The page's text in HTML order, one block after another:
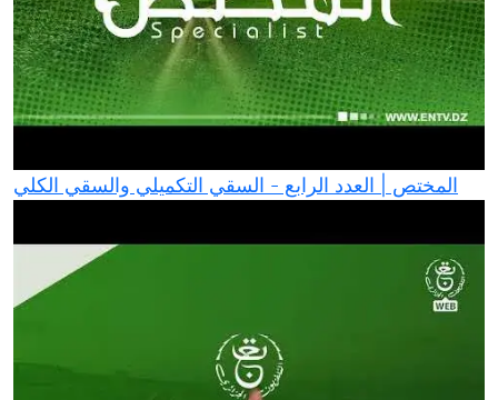
المختص | العدد الرابع - السقي التكميلي والسقي الكلي